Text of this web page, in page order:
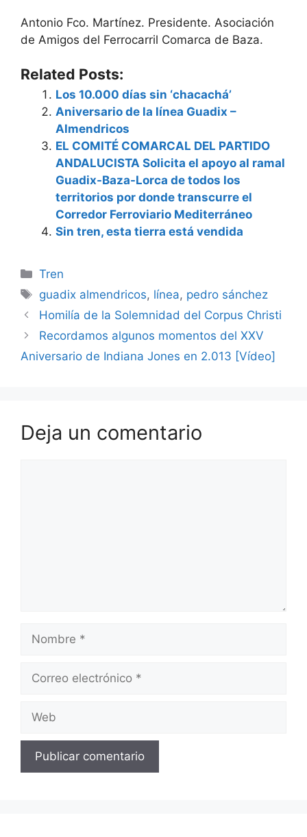
Antonio Fco. Martínez. Presidente. Asociación
de Amigos del Ferrocarril Comarca de Baza.
Related Posts:
Los 10.000 días sin ‘chacachá’
Aniversario de la línea Guadix –
Almendricos
EL COMITÉ COMARCAL DEL PARTIDO
ANDALUCISTA Solicita el apoyo al ramal
Guadix-Baza-Lorca de todos los
territorios por donde transcurre el
Corredor Ferroviario Mediterráneo
Sin tren, esta tierra está vendida
Categorías
Tren
Etiquetas
guadix almendricos, línea, pedro sánchez
Homilía de la Solemnidad del Corpus Christi
Recordamos algunos momentos del XXV
Aniversario de Indiana Jones en 2.013 [Vídeo]
Deja un comentario
Nombre
Correo
Web